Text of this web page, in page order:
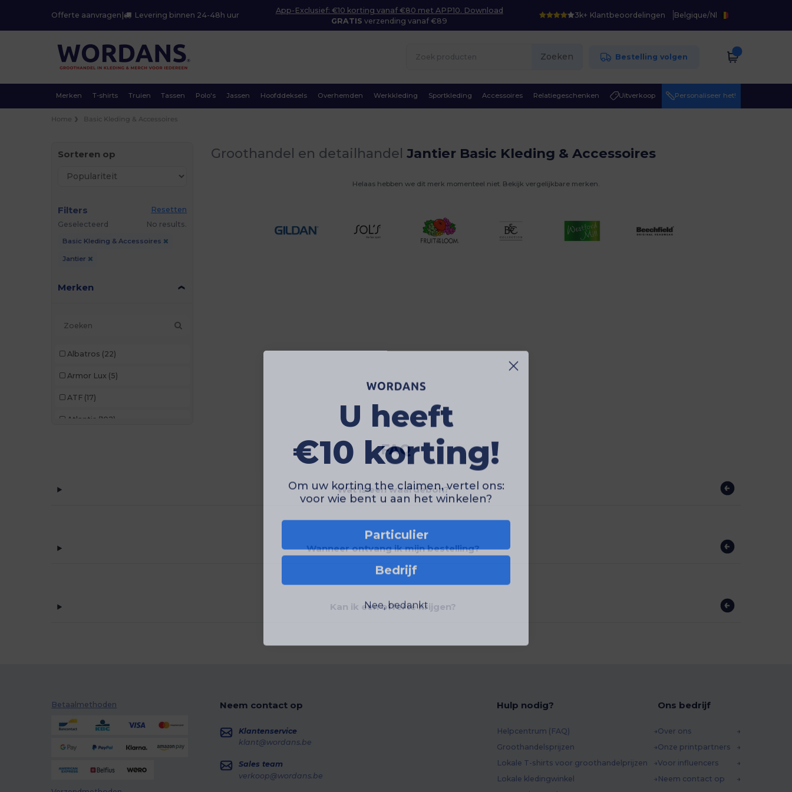
Offerte aanvragen Levering binnen 24-48h uur
App-Exclusief: €10 korting vanaf €80 met APP10. Download
GRATIS verzending vanaf €89
3k+ Klantbeoordelingen Belgique/Nl
Zoeken Bestelling volgen
Merken T-shirts Truien Tassen Polo's Jassen Hoofddeksels Overhemden Werkkleding Sportkleding Accessoires Relatiegeschenken Uitverkoop Personaliseer het!
Home Basic Kleding & Accessoires
Sorteren op
Filters
Resetten
Geselecteerd
No results.
Basic Kleding & Accessoires
Jantier
Merken
Albatros (22)
Armor Lux (5)
ATF (17)
Atlantis (102)
Beechfield (332)
Bella+Canvas (29)
Black&Match (20)
Branve (7)
Brook Taverner
Groothandel en detailhandel Jantier Basic Kleding & Accessoires
Helaas hebben we dit merk momenteel niet. Bekijk vergelijkbare merken.
FAQ
Wat is een waardebon?
Wanneer ontvang ik mijn bestelling?
Kan ik een offerte krijgen?
Betaalmethoden Neem contact op
Klantenservice
klant@wordans.be
Sales team
verkoop@wordans.be
Hulp nodig?
Helpcentrum (FAQ)
Groothandelsprijzen
Lokale T-shirts voor groothandelprijzen
Lokale kledingwinkel
Ons bedrijf
Over ons
Onze printpartners
Voor influencers
Neem contact op
U heeft
€10 korting!
Om uw korting the claimen, vertel ons:
voor wie bent u aan het winkelen?
Particulier
Bedrijf
Nee, bedankt